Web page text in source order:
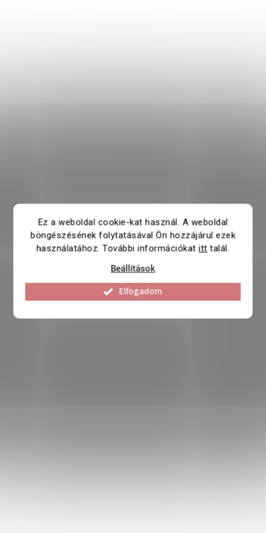
Ez a weboldal cookie-kat használ. A weboldal
böngészésének folytatásával Ön hozzájárul ezek
használatához. További információkatitt talál.
Beállítások
Elfogadom